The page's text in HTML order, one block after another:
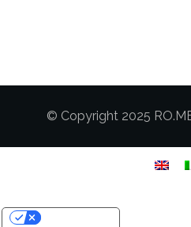
© Copyright 2025